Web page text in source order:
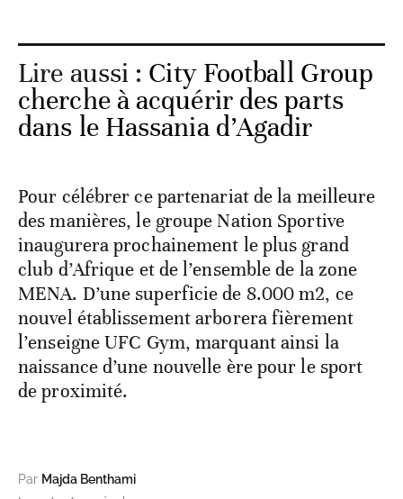
Lire aussi : City Football Group
cherche à acquérir des parts
dans le Hassania d’Agadir
Pour célébrer ce partenariat de la meilleure
des manières, le groupe Nation Sportive
inaugurera prochainement le plus grand
club d’Afrique et de l’ensemble de la zone
MENA. D’une superficie de 8.000 m2, ce
nouvel établissement arborera fièrement
l’enseigne UFC Gym, marquant ainsi la
naissance d’une nouvelle ère pour le sport
de proximité.
Par Majda Benthami